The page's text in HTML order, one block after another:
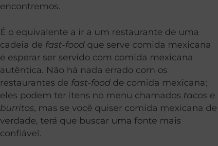
encontremos.
É o equivalente a ir a um restaurante de uma
cadeia de fast-food que serve comida mexicana
e esperar ser servido com comida mexicana
autêntica. Não há nada errado com os
restaurantes de fast-food de comida mexicana;
eles podem ter itens no menu chamados tacos e
burritos, mas se você quiser comida mexicana de
verdade, terá que buscar uma fonte mais
confiável.